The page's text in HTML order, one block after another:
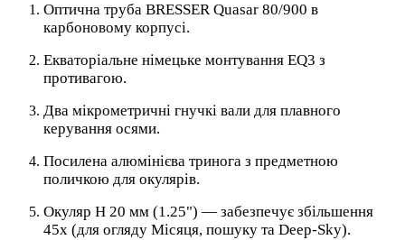
Оптична труба BRESSER Quasar 80/900 в
карбоновому корпусі.
Екваторіальне німецьке монтування EQ3 з
противагою.
Два мікрометричні гнучкі вали для плавного
керування осями.
Посилена алюмінієва тринога з предметною
поличкою для окулярів.
Окуляр H 20 мм (1.25") — забезпечує збільшення
45х (для огляду Місяця, пошуку та Deep-Sky).